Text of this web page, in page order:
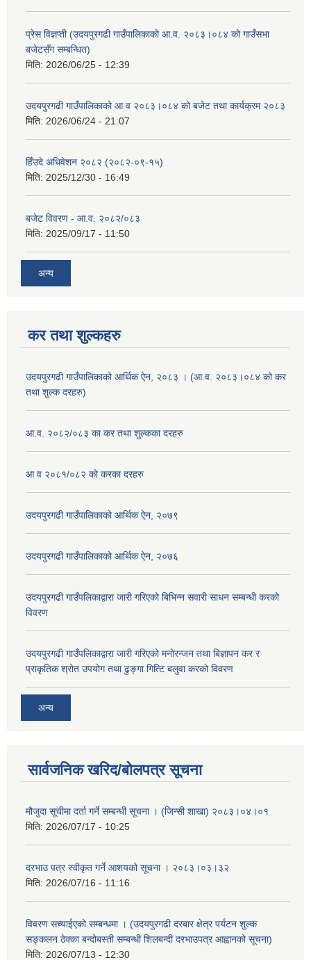
प्रेस विज्ञप्ती (उदयपुरगढी गाउँपालिकाको आ.व. २०८३।०८४ को गाउँसभा
बजेटसँग सम्बन्धित)
मिति: 2026/06/25 - 12:39
उदयपुरगढी गाउँपालिकाको आ व २०८३।०८४ को बजेट तथा कार्यक्रम २०८३
मिति: 2026/06/24 - 21:07
हिँउदे अधिवेशन २०८२ (२०८२-०९-१५)
मिति: 2025/12/30 - 16:49
बजेट विवरण - आ.व. २०८२/०८३
मिति: 2025/09/17 - 11:50
अन्य
कर तथा शुल्कहरु
उदयपुरगढी गाउँपालिकाको आर्थिक ऐन, २०८३ । (आ.व. २०८३।०८४ को कर
तथा शुल्क दरहरु)
आ.व. २०८२/०८३ का कर तथा शुल्कका दरहरु
आ व २०८१/०८२ को करका दरहरु
उदयपुरगढी गाउँपालिकाको आर्थिक ऐन, २०७९
उदयपुरगढी गाउँपालिकाको आर्थिक ऐन, २०७६
उदयपुरगढी गाउँपलिकाद्वारा जारी गरिएको बिभिन्न सवारी साधन सम्बन्धी करको
विवरण
उदयपुरगढी गाउँपलिकाद्वारा जारी गरिएको मनोरन्जन तथा बिज्ञापन कर र
प्राकृतिक श्रोत उपयोग तथा ढुङ्गा गित्टि बलुवा करको विवरण
अन्य
सार्वजनिक खरिद/बोलपत्र सूचना
मौजुदा सूचीमा दर्ता गर्ने सम्बन्धी सूचना । (जिन्सी शाखा) २०८३।०४।०१
मिति: 2026/07/17 - 10:25
दरभाउ पत्र स्वीकृत गर्ने आशयको सूचना । २०८३।०३।३२
मिति: 2026/07/16 - 11:16
विवरण सच्याईएको सम्बन्धमा । (उदयपुरगढी दरबार क्षेत्र पर्यटन शुल्क
सङ्कलन ठेक्का बन्दोबस्ती सम्बन्धी शिलबन्दी दरभाउपत्र आह्वानको सूचना)
मिति: 2026/07/13 - 12:30